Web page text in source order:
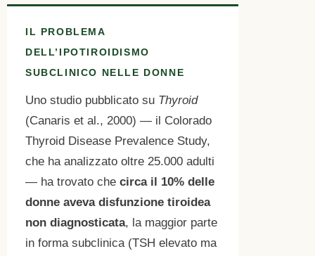
IL PROBLEMA
DELL’IPOTIROIDISMO
SUBCLINICO NELLE DONNE
Uno studio pubblicato su Thyroid
(Canaris et al., 2000) — il Colorado
Thyroid Disease Prevalence Study,
che ha analizzato oltre 25.000 adulti
— ha trovato che circa il 10% delle
donne aveva disfunzione tiroidea
non diagnosticata, la maggior parte
in forma subclinica (TSH elevato ma